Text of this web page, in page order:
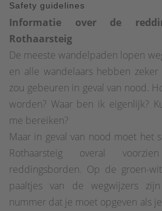
Safety guidelines
Informatie over de
Rothaarsteig
De meeste wandelpaden lopen
en alle wandelaars hebben
zou gebeuren in geval van nood.
worden? Waar ben ik eigenlijk?
me bereiken?
Maar in geval van nood moet het
Rothaarsteig overal
reddingsborden. Op de groen-
paaltjes van de wegwijzers
nummer dat je moet opgeven als